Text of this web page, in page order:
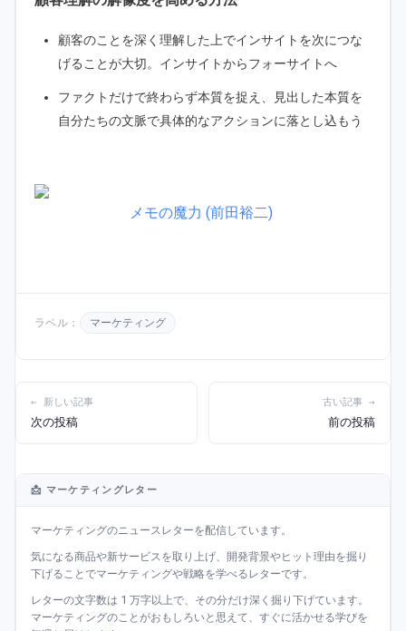
顧客のことを深く理解した上でインサイトを次につな
げることが大切。インサイトからフォーサイトへ
ファクトだけで終わらず本質を捉え、見出した本質を
自分たちの文脈で具体的なアクションに落とし込もう
メモの魔力 (前田裕二)
ラベル： マーケティング
← 新しい記事
次の投稿
古い記事 →
前の投稿
📩 マーケティングレター
マーケティングのニュースレターを配信しています。
気になる商品や新サービスを取り上げ、開発背景やヒット理由を掘り
下げることでマーケティングや戦略を学べるレターです。
レターの文字数は 1 万字以上で、その分だけ深く掘り下げています。
マーケティングのことがおもしろいと思えて、すぐに活かせる学びを